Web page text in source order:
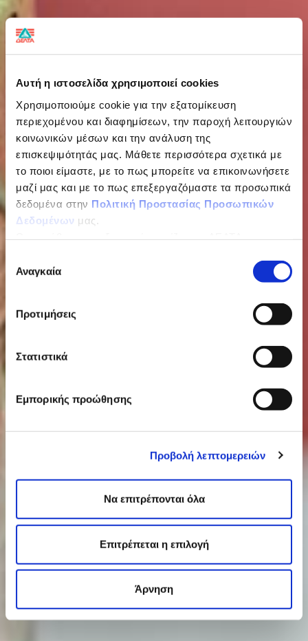
Αυτή η ιστοσελίδα χρησιμοποιεί cookies
Χρησιμοποιούμε cookie για την εξατομίκευση
περιεχομένου και διαφημίσεων, την παροχή λειτουργιών
κοινωνικών μέσων και την ανάλυση της
επισκεψιμότητάς μας. Μάθετε περισσότερα σχετικά με
το ποιοι είμαστε, με το πως μπορείτε να επικοινωνήσετε
μαζί μας και με το πως επεξεργαζόμαστε τα προσωπικά
δεδομένα στην Πολιτική Προστασίας Προσωπικών
Δεδομένων μας.
συγκατάθεσης
Αναγκαία
Προτιμήσεις
Στατιστικά
Εμπορικής προώθησης
Προβολή λεπτομερειών
Να επιτρέπονται όλα
Επιτρέπεται η επιλογή
Άρνηση
για τον καθένα είναι
για να την κάνουμε εύκολη
& απολαυστική, για όλους.